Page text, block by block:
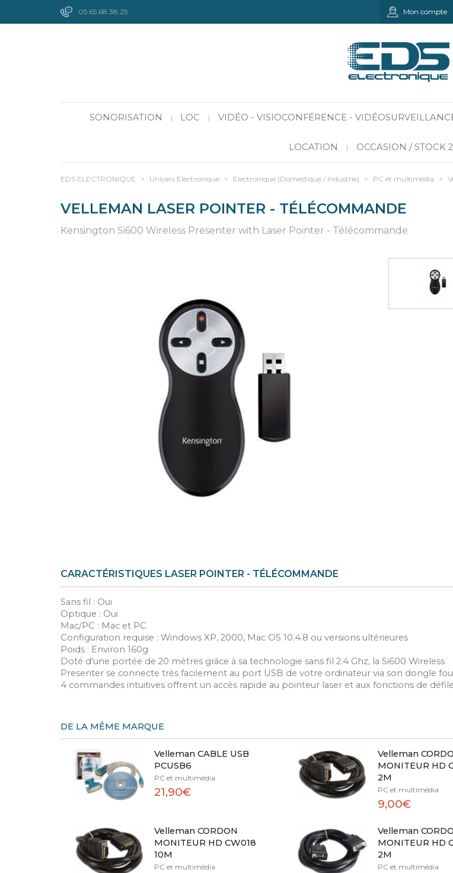
05.65.68.38.29 Mon compte
SONORISATION | LOC | VIDÉO - VISIOCONFÉRENCE -
LOCATION | OCCASION / STOCK 2
EDS ELECTRONIQUE > Univers Electronique > Electronique (Domestique / Industrie) > PC et multimédia >
VELLEMAN LASER POINTER - TÉLÉCOMMANDE
Kensington Si600 Wireless Presenter with Laser Pointer - Télécommande
CARACTÉRISTIQUES LASER POINTER - TÉLÉCOMMANDE
Sans fil : Oui
Optique : Oui
Mac/PC : Mac et PC
Configuration requise : Windows XP, 2000, Mac OS 10.4.8 ou versions ultérieures
Poids : Environ 160g
Doté d'une portée de 20 mètres grâce à sa technologie sans fil 2.4 Ghz, la Si600 Wireless
Presenter se connecte très facilement au port USB de votre ordinateur via son dongle
4 commandes intuitives offrent un accès rapide au pointeur laser et aux fonctions de
DE LA MÊME MARQUE
Velleman CABLE USB
PCUSB6
PC et multimédia
21,90€
Velleman
MONITEUR HD
2M
PC et multimédia
9,00€
Velleman CORDON
MONITEUR HD CW018
10M
PC et multimédia
Velleman
MONITEUR HD
2M
PC et multimédia